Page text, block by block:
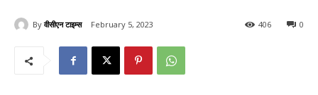
By वीसीएन टाइम्स February 5, 2023 0
406